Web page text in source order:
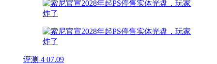
评测 4 07.09